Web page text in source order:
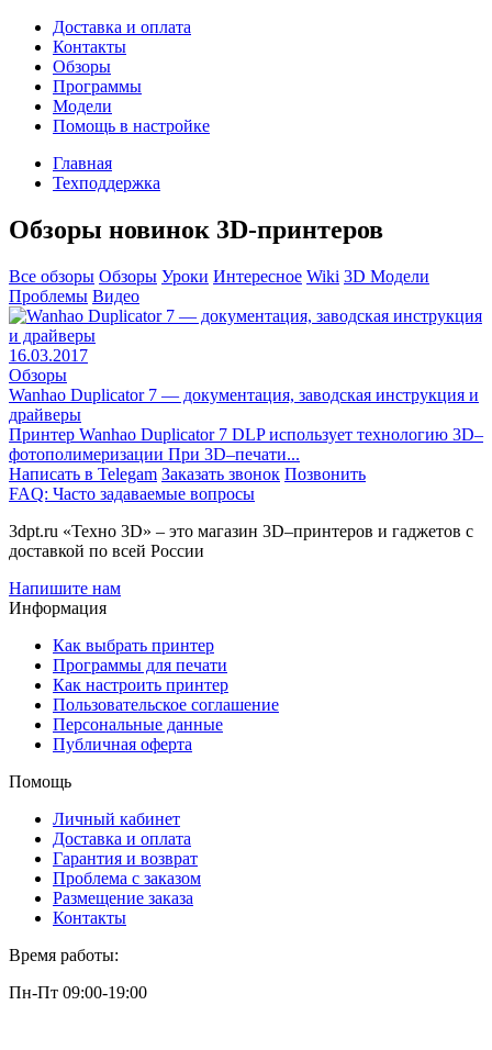
Доставка и оплата
Контакты
Обзоры
Программы
Модели
Помощь в настройке
Главная
Техподдержка
Обзоры новинок 3D-принтеров
Все обзоры Обзоры Уроки Интересное Wiki 3D Модели
Проблемы Видео
16.03.2017
Обзоры
Wanhao Duplicator 7 — документация, заводская инструкция и
драйверы
Принтер Wanhao Duplicator 7 DLP использует технологию 3D–
фотополимеризации При 3D–печати...
Написать в Telegam Заказать звонок Позвонить
FAQ: Часто задаваемые вопросы
3dpt.ru «Техно 3D» – это магазин 3D–принтеров и гаджетов с
доставкой по всей России
Напишите нам
Информация
Как выбрать принтер
Программы для печати
Как настроить принтер
Пользовательское соглашение
Персональные данные
Публичная оферта
Помощь
Личный кабинет
Доставка и оплата
Гарантия и возврат
Проблема с заказом
Размещение заказа
Контакты
Время работы:
Пн-Пт 09:00-19:00